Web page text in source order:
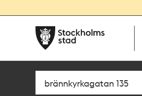
navigationen
huvudinnehållet
Sök